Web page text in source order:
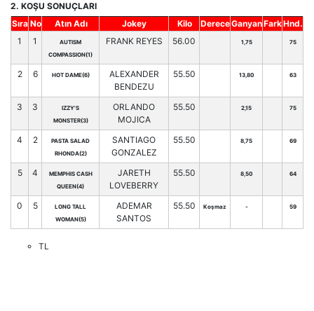
2. KOŞU SONUÇLARI
Sıra No Atın Adı Jokey Kilo DereceGanyanFarkHnd.
1
1
AUTISM
COMPASSION(1)
FRANK REYES 56.00 1,75 75
2 6 HOT DAME(6)
ALEXANDER
BENDEZU
55.50 13,80 63
3 3
IZZY'S
MONSTER(3)
ORLANDO
MOJICA
55.50 2,15 75
4 2
PASTA SALAD
RHONDA(2)
SANTIAGO
GONZALEZ
55.50 8,75 69
5 4
MEMPHIS CASH
QUEEN(4)
JARETH
LOVEBERRY
55.50 8,50 64
0 5
LONG TALL
WOMAN(5)
ADEMAR
SANTOS
55.50 Koşmaz - 59
TL